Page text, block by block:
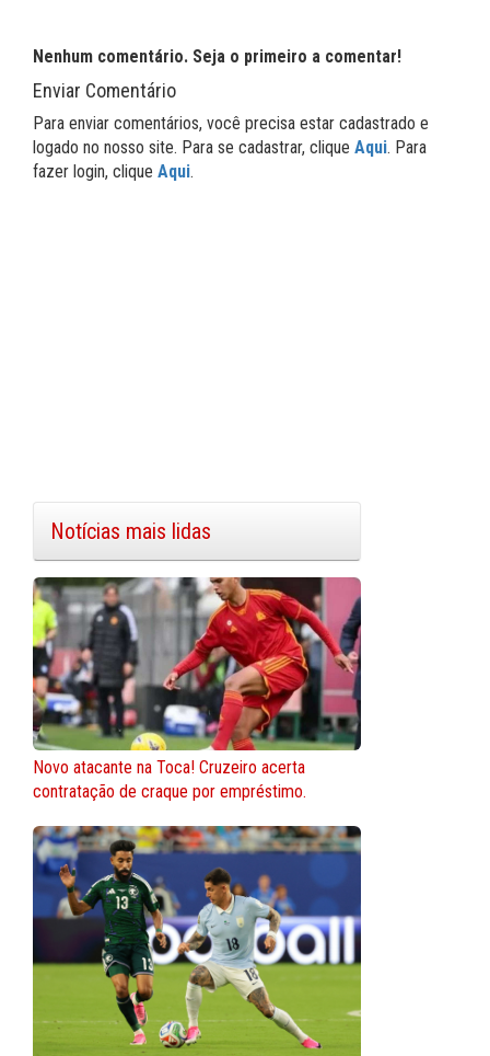
Nenhum comentário. Seja o primeiro a comentar!
Enviar Comentário
Para enviar comentários, você precisa estar cadastrado e
logado no nosso site. Para se cadastrar, clique Aqui. Para
fazer login, clique Aqui.
Notícias mais lidas
Novo atacante na Toca! Cruzeiro acerta
contratação de craque por empréstimo.